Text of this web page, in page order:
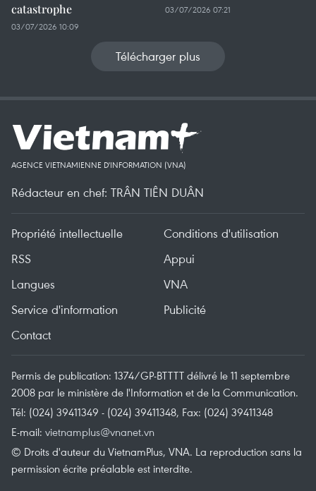
catastrophe
03/07/2026 10:09
03/07/2026 07:21
Télécharger plus
AGENCE VIETNAMIENNE D'INFORMATION (VNA)
Rédacteur en chef: TRÂN TIÊN DUÂN
Propriété intellectuelle
Conditions d'utilisation
RSS
Appui
Langues
VNA
Service d'information
Publicité
Contact
Permis de publication: 1374/GP-BTTTT délivré le 11 septembre
2008 par le ministère de l'Information et de la Communication.
Tél: (024) 39411349 - (024) 39411348, Fax: (024) 39411348
E-mail: vietnamplus@vnanet.vn
© Droits d'auteur du VietnamPlus, VNA. La reproduction sans la
permission écrite préalable est interdite.